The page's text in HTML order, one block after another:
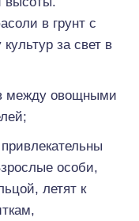
в грунт с
за свет в
между овощными
особи,
летят к